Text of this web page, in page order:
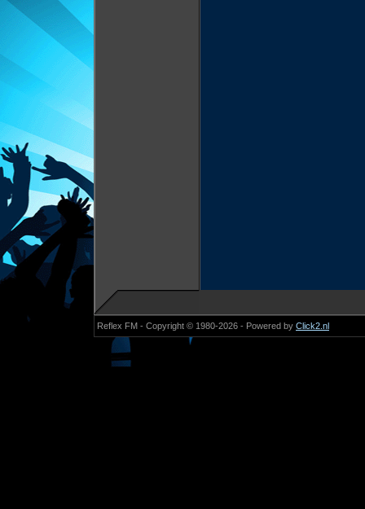
Reflex FM - Copyright © 1980-2026 - Powered by Click2.nl